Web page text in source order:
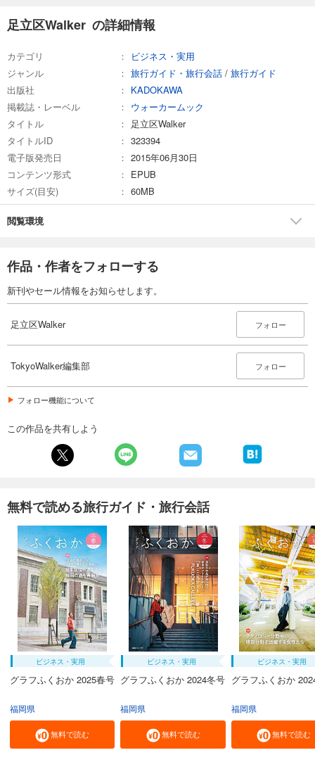
■親子のための遊び場・学び場便利帳
大人気スポット・ギャラクシティをはじめ、おけいこ、公園など親子で
表紙は、足立区出身・森川ジョージ先生の「はじめの一歩」。
(C) 森川ジョージ/講談社
※ページ表記・掲載情報は紙版発行時のものであり、施設の都合により内
容・休み・営業時間が変更になる場合があります。クーポン・応募券は
収録しておりません。一部記事・写真・別冊や中綴じなどの特典付録は
掲載していない場合があります。
足立区Walker の詳細情報
カテゴリ
ビジネス・実用
ジャンル
旅行ガイド・旅行会話 / 旅行ガイド
出版社
KADOKAWA
掲載誌・レーベル
ウォーカームック
タイトル
足立区Walker
タイトルID
323394
電子版発売日
2015年06月30日
コンテンツ形式
EPUB
サイズ(目安)
60MB
閲覧環境
作品・作者をフォローする
新刊やセール情報をお知らせします。
足立区Walker フォロー
TokyoWalker編集部 フォロー
フォロー機能について
この作品を共有しよう
無料で読める旅行ガイド・旅行会話
ビジネス・実用
グラフふくおか 2025春号
福岡県
無料で読む
ビジネス・実用
グラフふくおか 2024冬号
福岡県
無料で読む
ビジネス・実用
グラフふくおか
福岡県
無料で読む